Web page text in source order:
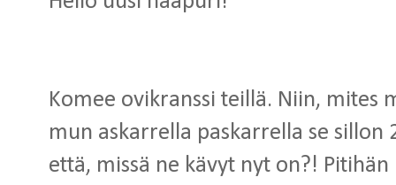
Komee ovikranssi teillä. Niin, mites
mun askarrella paskarrella se
että, missä ne kävyt nyt on?!